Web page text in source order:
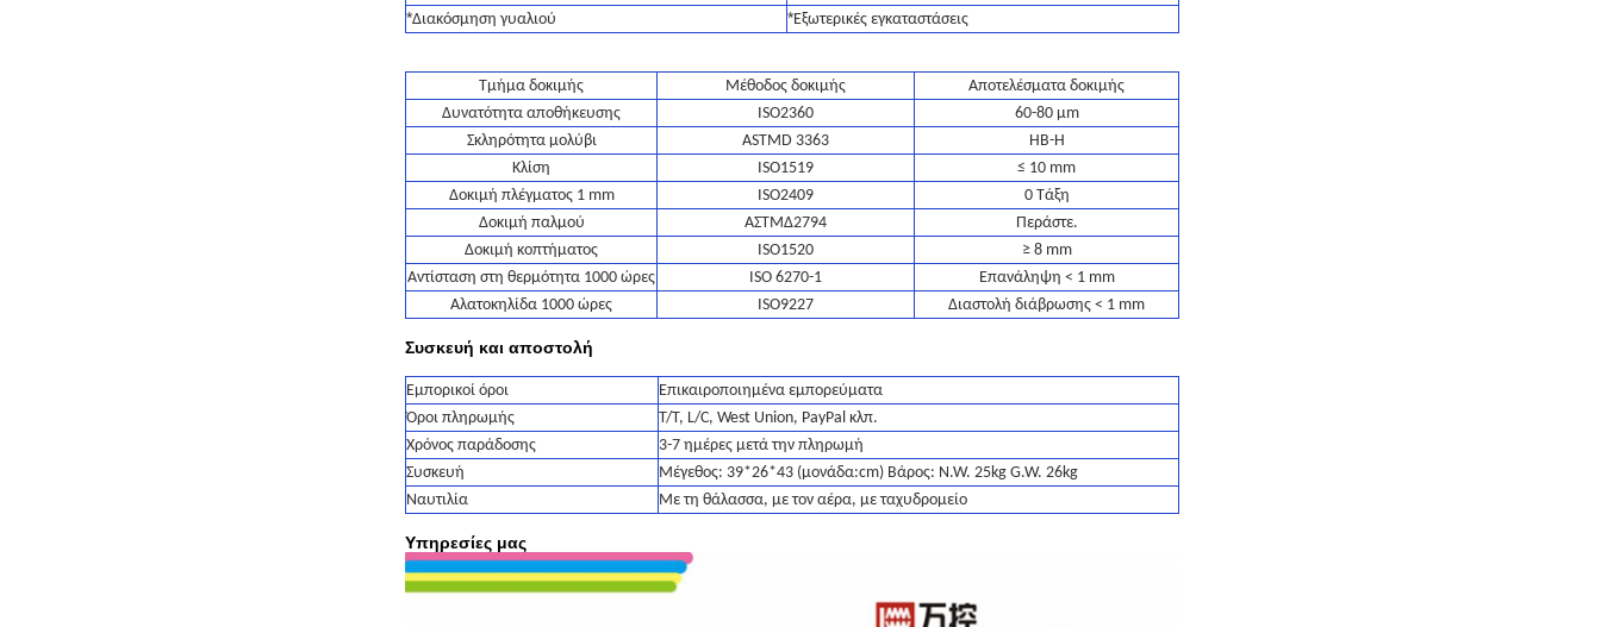
*Διακόσμηση γυαλιού *Εξωτερικές εγκαταστάσεις
Τμήμα δοκιμής Μέθοδος δοκιμής
Αποτελέσματα δοκιμής
Δυνατότητα αποθήκευσης
ISO2360
60-80 μm
Σκληρότητα μολύβι
ASTMD 3363
HB-H
Κλίση
ISO1519
≤ 10 mm
Δοκιμή πλέγματος 1 mm
ISO2409
0 Τάξη
Δοκιμή παλμού
ΑΣTMΔ2794
Περάστε.
Δοκιμή κοπτήματος
ISO1520
≥ 8 mm
Αντίσταση στη θερμότητα 1000 ώρες
ISO 6270-1
Επανάληψη < 1 mm
Αλατοκηλίδα 1000 ώρες
ISO9227 Διαστολή διάβρωσης < 1 mm
Συσκευή και αποστολή
Εμπορικοί όροι
Επικαιροποιημένα εμπορεύματα
Όροι πληρωμής
T/T, L/C, West Union, PayPal κλπ.
Χρόνος παράδοσης
3-7 ημέρες μετά την πληρωμή
Συσκευή
Μέγεθος: 39*26*43 (μονάδα:cm) Βάρος: N.W. 25kg G.W. 26kg
Ναυτιλία
Με τη θάλασσα, με τον αέρα, με ταχυδρομείο
Υπηρεσίες μας